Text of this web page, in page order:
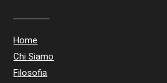
Home
Chi Siamo
Filosofia